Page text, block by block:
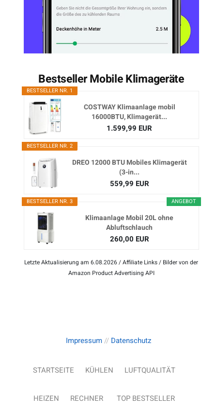
Bestseller Mobile Klimageräte
BESTSELLER NR. 1
COSTWAY Klimaanlage mobil
16000BTU, Klimagerät...
1.599,99 EUR
BESTSELLER NR. 2
DREO 12000 BTU Mobiles Klimagerät
(3-in...
559,99 EUR
ANGEBOT
BESTSELLER NR. 3
Klimaanlage Mobil 20L ohne
Abluftschlauch
260,00 EUR
Letzte Aktualisierung am 6.08.2026 / Affiliate Links / Bilder von der
Amazon Product Advertising API
Impressum// Datenschutz
STARTSEITE KÜHLEN LUFTQUALITÄT
HEIZEN RECHNER TOP BESTSELLER